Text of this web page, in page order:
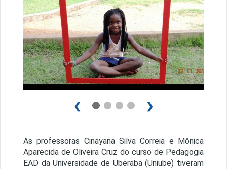
❮ ❯
As professoras Cinayana Silva Correia e Mônica
Aparecida de Oliveira Cruz do curso de Pedagogia
EAD da Universidade de Uberaba (Uniube) tiveram